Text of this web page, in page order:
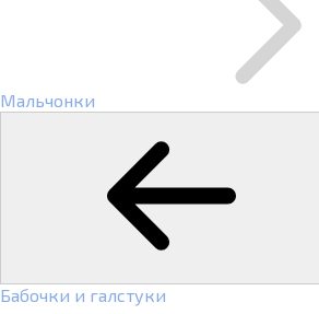
Мальчонки
Бабочки и галстуки